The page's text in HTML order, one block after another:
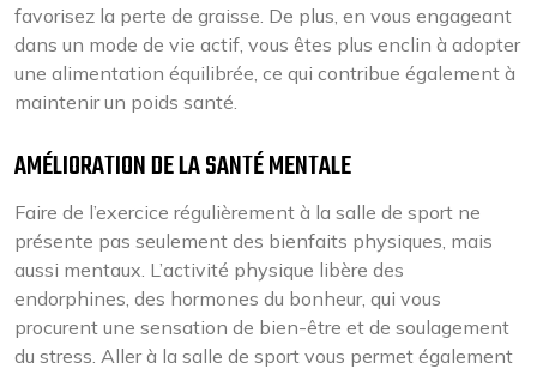
favorisez la perte de graisse. De plus, en vous engageant
dans un mode de vie actif, vous êtes plus enclin à adopter
une alimentation équilibrée, ce qui contribue également à
maintenir un poids santé.
AMÉLIORATION DE LA SANTÉ MENTALE
Faire de l’exercice régulièrement à la salle de sport ne
présente pas seulement des bienfaits physiques, mais
aussi mentaux. L’activité physique libère des
endorphines, des hormones du bonheur, qui vous
procurent une sensation de bien-être et de soulagement
du stress. Aller à la salle de sport vous permet également